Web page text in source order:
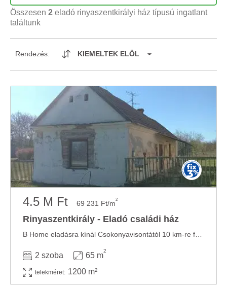
Összesen 2 eladó rinyaszentkirályi ház típusú ingatlant
találtunk
Rendezés: KIEMELTEK ELÖL
4.5 M Ft 69 231 Ft/m2
Rinyaszentkirály - Eladó családi ház
2 szoba 65 m
2
telekméret: 1200 m²